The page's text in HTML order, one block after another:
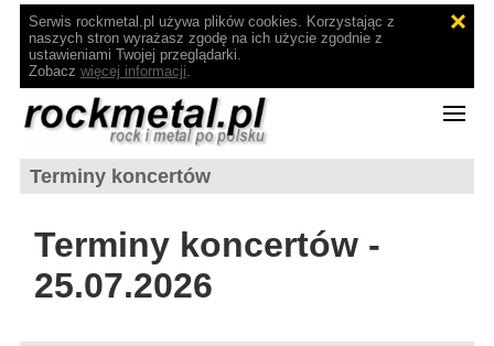
Serwis rockmetal.pl używa plików cookies. Korzystając z
naszych stron wyrażasz zgodę na ich użycie zgodnie z
ustawieniami Twojej przeglądarki.
Zobacz więcej informacji.
Terminy koncertów
Terminy koncertów -
25.07.2026